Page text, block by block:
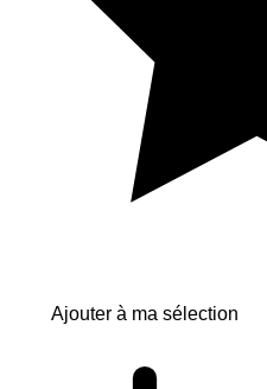
Ajouter à ma sélection